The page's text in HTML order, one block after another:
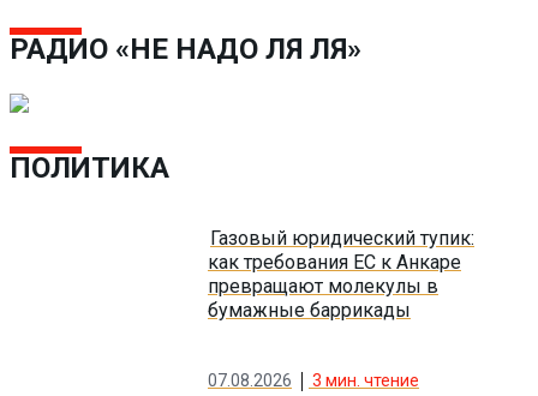
РАДИО «НЕ НАДО ЛЯ ЛЯ»
ПОЛИТИКА
Газовый юридический тупик:
как требования ЕС к Анкаре
превращают молекулы в
бумажные баррикады
07.08.2026 3 мин. чтение